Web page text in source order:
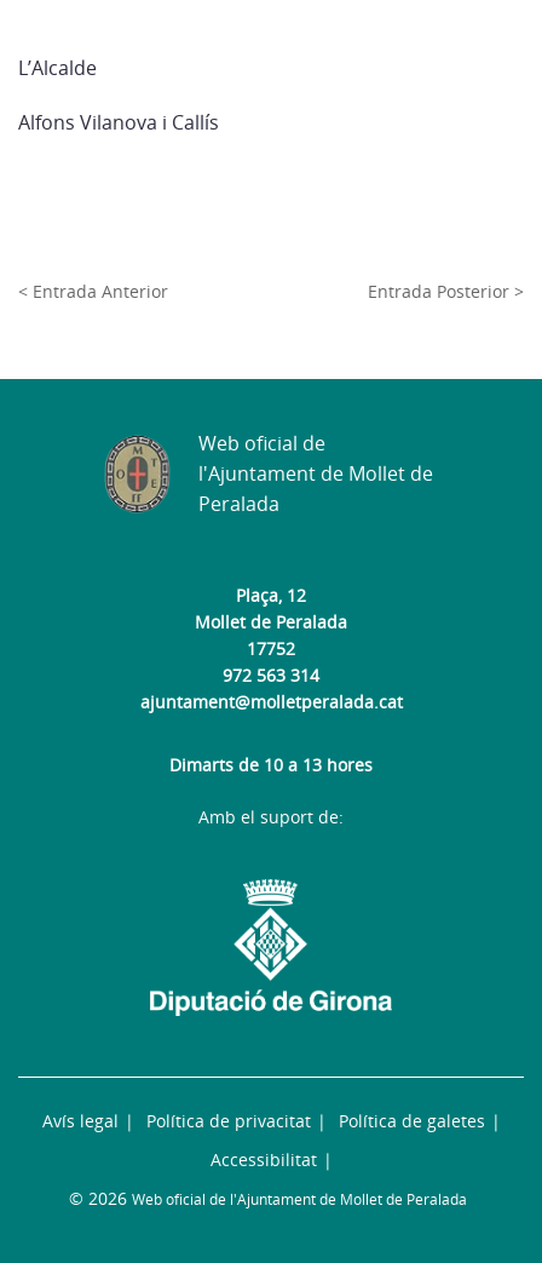
L’Alcalde
Alfons Vilanova i Callís
< Entrada Anterior Entrada Posterior >
Plaça, 12
Mollet de Peralada
17752
972 563 314
ajuntament@molletperalada.cat
Dimarts de 10 a 13 hores
Web oficial de
l'Ajuntament de Mollet de
Peralada
Avís legal Política de privacitat
Política de galetes
Accessibilitat
© 2026 Web oficial de l'Ajuntament de Mollet de Peralada
Amb el suport de: